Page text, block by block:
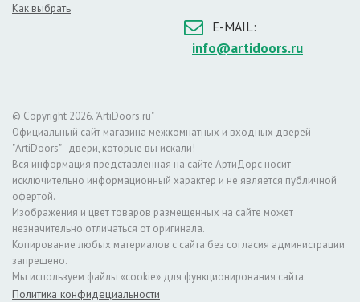
Модель:
Антик Медный/Белый
Как выбрать
E-MAIL:
info@artidoors.ru
© Copyright 2026. "ArtiDoors.ru"
Официальный сайт магазина межкомнатных и входных дверей
"ArtiDoors" - двери, которые вы искали!
Вся информация представленная на сайте АртиДорс носит
исключительно информационный характер и не является публичной
офертой.
Изображения и цвет товаров размещенных на сайте может
незначительно отличаться от оригинала.
Копирование любых материалов с сайта без согласия администрации
запрещено.
Мы используем файлы «cookie» для функционирования сайта.
Политика конфидециальности